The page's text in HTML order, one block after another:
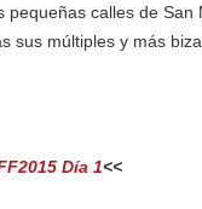
pequeñas calles de San
sus múltiples y más
Día 1<<